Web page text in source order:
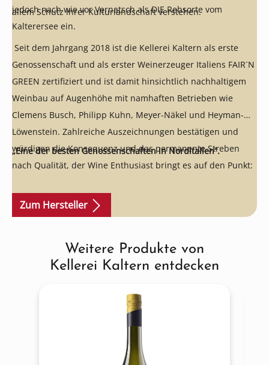
jedoch nach wie vor Vernatsch als DIE Rebsorte vom
Kalterersee ein.
allem Schutz ihrer Kulturlandschaft verstehen.
Seit dem Jahrgang 2018 ist die Kellerei Kaltern als erste
Genossenschaft und als erster Weinerzeuger Italiens FAIR´N
GREEN zertifiziert und ist damit hinsichtlich nachhaltigem
Weinbau auf Augenhöhe mit namhaften Betrieben wie
Clemens Busch, Philipp Kuhn, Meyer-Näkel und Heyman-
Löwenstein. Zahlreiche Auszeichnungen bestätigen und
würdigen die Konsequenz und das permanente Streben
nach Qualität, der Wine Enthusiast bringt es auf den Punkt:
„Eine der besten Genossenschaften in Norditalien“.
Zum Hersteller
Produktgalerie überspringen
Weitere Produkte von
Kellerei Kaltern entdecken